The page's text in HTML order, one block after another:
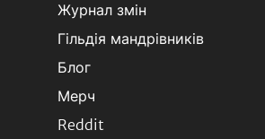
Журнал змін
Гільдія мандрівників
Блог
Мерч
Reddit